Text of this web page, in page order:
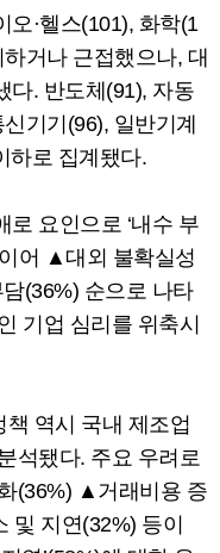
오·헬스(101), 화학(1
거나 근접했으나, 대
다. 반도체(91), 자동
기기(96), 일반기계
하로 집계됐다.
요인으로 ‘내수 부
어 ▲대외 불확실성
(36%) 순으로 나타
기업 심리를 위축시
역시 국내 제조업
석됐다. 주요 우려로
(36%) ▲거래비용 증
지연(32%) 등이